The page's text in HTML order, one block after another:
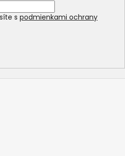
s podmienkami ochrany